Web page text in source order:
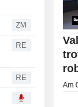
ZM
RE
RE
Am